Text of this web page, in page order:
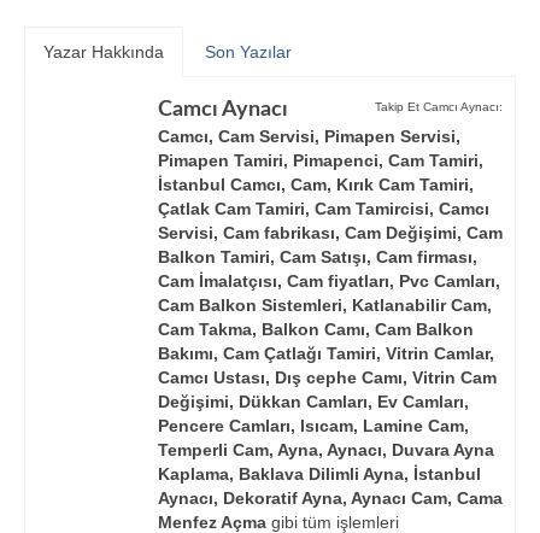
Yazar Hakkında Son Yazılar
Takip Et Camcı Aynacı:
Camcı Aynacı
Camcı, Cam Servisi, Pimapen Servisi,
Pimapen Tamiri, Pimapenci, Cam Tamiri,
İstanbul Camcı, Cam, Kırık Cam Tamiri,
Çatlak Cam Tamiri, Cam Tamircisi, Camcı
Servisi, Cam fabrikası, Cam Değişimi, Cam
Balkon Tamiri, Cam Satışı, Cam firması,
Cam İmalatçısı, Cam fiyatları, Pvc Camları,
Cam Balkon Sistemleri, Katlanabilir Cam,
Cam Takma, Balkon Camı, Cam Balkon
Bakımı, Cam Çatlağı Tamiri, Vitrin Camlar,
Camcı Ustası, Dış cephe Camı, Vitrin Cam
Değişimi, Dükkan Camları, Ev Camları,
Pencere Camları, Isıcam, Lamine Cam,
Temperli Cam, Ayna, Aynacı, Duvara Ayna
Kaplama, Baklava Dilimli Ayna, İstanbul
Aynacı, Dekoratif Ayna, Aynacı Cam, Cama
Menfez Açma gibi tüm işlemleri